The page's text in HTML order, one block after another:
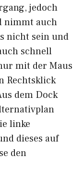
jedoch
nimmt auch
nicht sein und
schnell
mit der Maus
Rechtsklick
dem Dock
linke
dieses auf
den